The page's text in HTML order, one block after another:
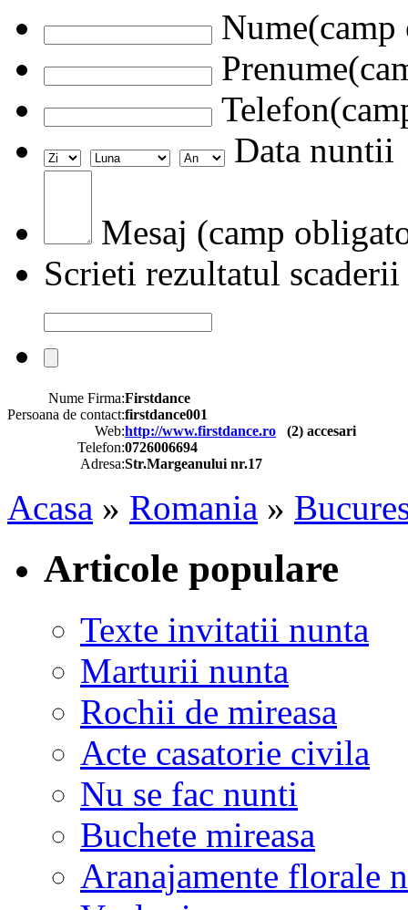
Data nuntii
Mesaj (camp
Scrieti rezultatul scaderii
Nume Firma:Firstdance
Persoana de contact:firstdance001
Web:http://www.firstdance.ro (2) accesari
Telefon:0726006694
Adresa:Str.Margeanului nr.17
Acasa » Romania »
Articole populare
Texte invitatii nunta
Marturii nunta
Rochii de mireasa
Acte casatorie civila
Nu se fac nunti
Buchete mireasa
Aranajamente florale